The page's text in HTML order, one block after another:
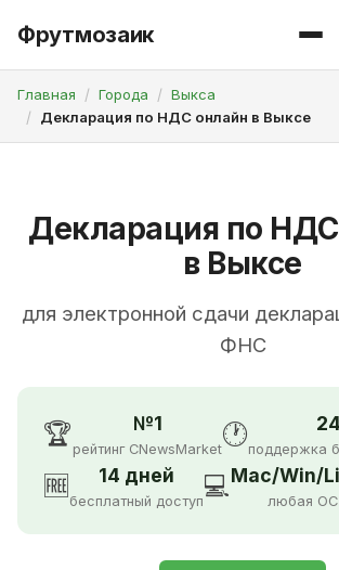
Фрутмозаик
Главная Города
Выкса
Декларация по НДС онлайн в Выксе
Декларация по
в Выксе
для электронной сдачи
ФНС
🏆 №1
рейтинг CNewsMarket🕐поддержка
🆓 14 дней
бесплатный доступ💻Mac/Win/
любая ОС